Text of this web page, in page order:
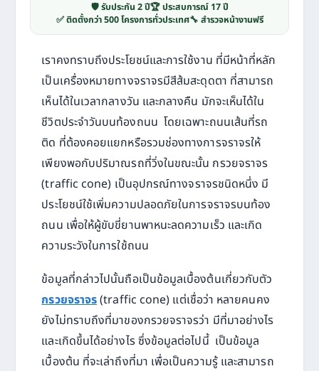
🛡️ รับประกัน 2 ปี🏆 ประสบการณ์ 17 ปี
✅ ติดตั้งกว่า 500 โครงการทั่วประเทศ🔧 สำรวจหน้างานฟรี
เราคงทราบถึงประโยชน์และการใช้งาน ที่มีหน้าที่หลัก
เป็นเครื่องหมายทางจราจรมีสีส้มสะดุดตา ที่สามารถ
เห็นได้ในเวลากลางวัน และกลางคืน มักจะเห็นได้ใน
ชีวิตประจำวันบนท้องถนน โดยเฉพาะถนนเส้นที่รถ
ติด ที่ต้องคอยแยกหรือรวมช่องทางการจราจรให้
เพียงพอกับปริมาณรถที่วิ่งในขณะนั้น กรวยจราจร
(traffic cone) เป็นอุปกรณ์ทางจราจรชนิดหนึ่ง มี
ประโยชน์ใช้เพิ่มความปลอดภัยในการจราจรบนท้อง
ถนน เพื่อให้ผู้ขับขี่ยานพาหนะลดความเร็ว และเกิด
ความระวังในการใช้ถนน
ข้อมูลที่กล่าวไปนั้นถือเป็นข้อมูลเบื้องต้นเกี่ยวกับตัว
กรวยจราจร(traffic cone) แต่เชื่อว่า หลายคนคง
ยังไม่ทราบถึงที่มาของกรวยจราจรว่า มีที่มาอย่างไร
และเกิดขึ้นได้อย่างไร ซึ่งข้อมูลต่อไปนี้ เป็นข้อมูล
เบื้องต้น ที่จะเล่าถึงที่มา เพื่อเป็นความรู้ และสามารถ